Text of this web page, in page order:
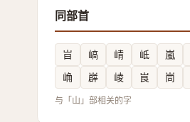
同部首
㞱 嵪 崝 岻 嵐
崅
㠔 崚 峎 峝
与「山」部相关的字